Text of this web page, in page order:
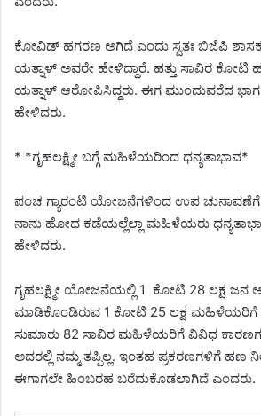
ಕೋವಿಡ್ ಹಗರಣ ಅಗಿದೆ ಎಂದು ಸ್ವತಃ ಬಿಜೆಪಿ
ಯತ್ನಾಳ್ ಅವರೇ ಹೇಳಿದ್ದಾರೆ. ಹತ್ತು ಸಾವಿರ
ಯತ್ನಾಳ್ ಆರೋಪಿಸಿದ್ದರು. ಈಗ ಮುಂದುವರೆದ
ಹೇಳಿದರು.
* *ಗೃಹಲಕ್ಷ್ಮೀ ಬಗ್ಗೆ ಮಹಿಳೆಯರಿಂದ ಧನ್ಯತಾಭಾವ‌*
ಪಂಚ ಗ್ಯಾರಂಟಿ ಯೋಜನೆಗಳಿಂದ ಉಪ ಚುನಾವಣೆಗೆ
ನಾನು ಹೋದ ಕಡೆಯಲ್ಲೆಲ್ಲಾ ಮಹಿಳೆಯರು
ಹೇಳಿದರು.
ಗೃಹಲಕ್ಷ್ಮೀ ಯೋಜನೆಯಲ್ಲಿ 1 ಕೋಟಿ 28 ಲಕ್ಷ ಜನ
ಮಾಡಿಕೊಂಡಿರುವ 1 ಕೋಟಿ 25 ಲಕ್ಷ ಮಹಿಳೆಯರಿಗೆ
ಸುಮಾರು 82 ಸಾವಿರ ಮಹಿಳೆಯರಿಗೆ ವಿವಿಧ
ಅದರಲ್ಲಿ ನಮ್ಮ ತಪ್ಪಿಲ್ಲ. ಇಂತಹ ಪ್ರಕರಣಗಳಿಗೆ ಹಣ
ಈಗಾಗಲೇ ಹಿಂಬರಹ ಬರೆದುಕೊಡಲಾಗಿದೆ ಎಂದರು.